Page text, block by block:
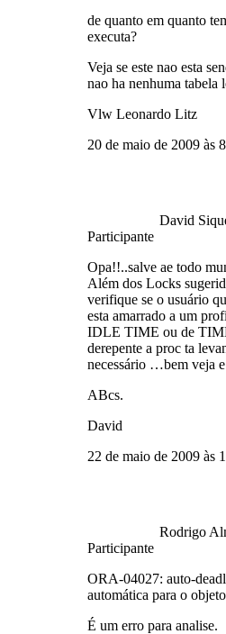
de quanto em quanto
executa?
Veja se este nao esta
nao ha nenhuma tabela
Vlw Leonardo Litz
20 de maio de 2009 às
David
Participante
Opa!!..salve ae todo
Além dos Locks
verifique se o usuário
esta amarrado a um
IDLE TIME ou de
derepente a proc ta
necessário …bem veja
ABcs.
David
22 de maio de 2009 às
Rodrigo
Participante
ORA-04027: auto-
automática para o
É um erro para analise.